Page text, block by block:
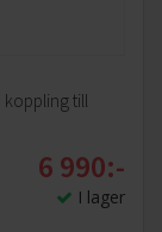
koppling till
6 990:-
I lager